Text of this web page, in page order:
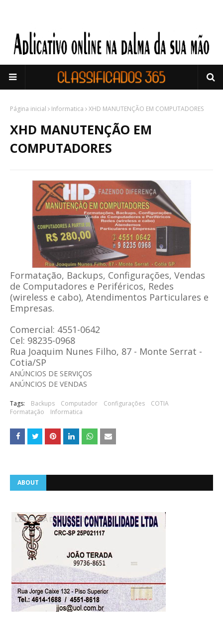
Página inicial Informatica XHD MANUTENÇÃO EM COMPUTADORES
XHD MANUTENÇÃO EM
COMPUTADORES
Formatação, Backups, Configurações, Vendas
de Computadores e Periféricos, Redes
(wireless e cabo), Atendimentos Particulares e
Empresas.
Comercial: 4551-0642
Cel: 98235-0968
Rua Joaquim Nunes Filho, 87 - Monte Serrat -
Cotia/SP
ANÚNCIOS DE SERVIÇOS
ANÚNCIOS DE VENDAS
Tags: Backups Computador Configurações
COTIA
Formatação
Informatica
ABOUT
LEGENDA DA IMAGEM 3